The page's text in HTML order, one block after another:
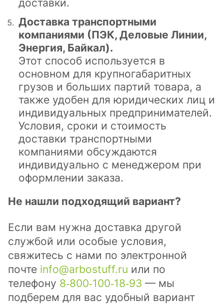
Доставка транспортными
компаниями (ПЭК, Деловые Линии,
Энергия, Байкал).
Этот способ используется в
основном для крупногабаритных
грузов и больших партий товара, а
также удобен для юридических лиц и
индивидуальных предпринимателей.
Условия, сроки и стоимость
доставки транспортными
компаниями обсуждаются
индивидуально с менеджером при
оформлении заказа.
Не нашли подходящий вариант?
Если вам нужна доставка другой
службой или особые условия,
свяжитесь с нами по электронной
почте info@arbostuff.ru или по
телефону 8‑800‑100‑18‑93 — мы
подберем для вас удобный вариант